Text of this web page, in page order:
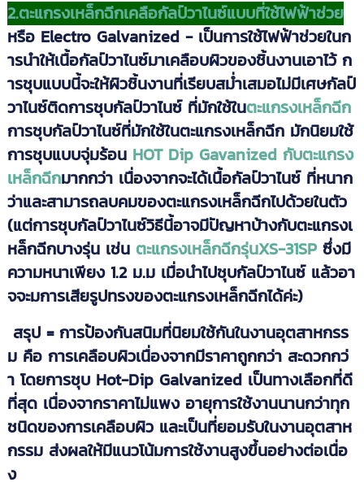
2.ตะแกรงเหล็กฉีกเคลือกัลป์วาไนซ์แบบที่ใช้ไฟฟ้าช่วย
หรือ Electro Galvanized - เป็นการใช้ไฟฟ้าช่วยในก
ารนำให้เนื้อกัลป์วาไนซ์มาเคลือบผิวของชิ้นงานเอาไว้ ก
ารชุบแบบนี้จะให้ผิวชิ้นงานที่เรียบสม่ำเสมอไม่มีเศษกัลป์
วาไนซ์ติดการชุบกัลป์วาไนซ์ ที่มักใช้ในตะแกรงเหล็กฉีก
การชุบกัลป์วาไนซ์ที่มักใช้ในตะแกรงเหล็กฉีก มักนิยมใช้
การชุบแบบจุ่มร้อน HOT Dip Gavanized กับตะแกรง
เหล็กฉีกมากกว่า เนื่องจากจะได้เนื้อกัลป์วาไนซ์ ที่หนาก
ว่าและสามารถลบคมของตะแกรงเหล็กฉีกไปด้วยในตัว
(แต่การชุบกัลป์วาไนซ์วิธีนี้อาจมีปัญหาบ้างกับตะแกรงเ
หล็กฉีกบางรุ่น เช่น ตะแกรงเหล็กฉีกรุ่นXS-31SP ซึ่งมี
ความหนาเพียง 1.2 ม.ม เมื่อนำไปชุบกัลป์วาไนซ์ แล้วอา
จจะมการเสียรูปทรงของตะแกรงเหล็กฉีกได้ค่ะ)
สรุป = การป้องกันสนิมที่นิยมใช้กันในงานอุตสาหกรร
ม คือ การเคลือบผิวเนื่องจากมีราคาถูกกว่า สะดวกกว่
า โดยการชุบ Hot-Dip Galvanized เป็นทางเลือกที่ดี
ที่สุด เนื่องจากราคาไม่แพง อายุการใช้งานนานกว่าทุก
ชนิดของการเคลือบผิว และเป็นที่ยอมรับในงานอุตสาห
กรรม ส่งผลให้มีแนวโน้มการใช้งานสูงขึ้นอย่างต่อเนื่อ
ง